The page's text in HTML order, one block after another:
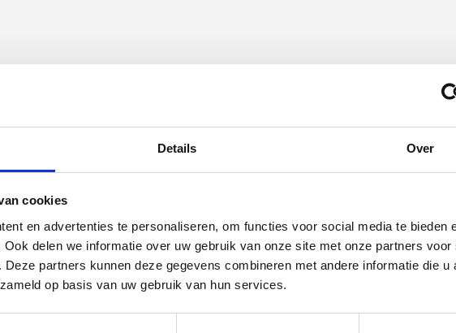
Details Over
cookies
en advertenties te personaliseren, om functies voor social media te bieden
delen we informatie over uw gebruik van onze site met onze partners voor
partners kunnen deze gegevens combineren met andere informatie die u
op basis van uw gebruik van hun services.
en opslag van vinyl